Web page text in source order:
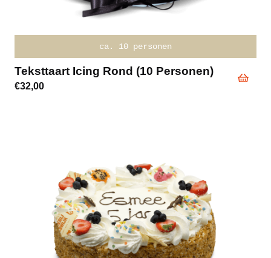
ca. 10 personen
Teksttaart Icing Rond (10 Personen)
€32,00